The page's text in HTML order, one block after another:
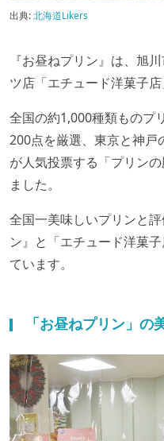
出典:北海道Likers
『お昼ねプリン』は、旭
ツ店「エチュード洋菓子店
全国の約1,000種類ものプ
200点を厳選、東京と神戸
が人気投票する「プリン
ました。
全国一美味しいプリンと
ン』と「エチュード洋菓
ています。
「お昼ねプリン」の